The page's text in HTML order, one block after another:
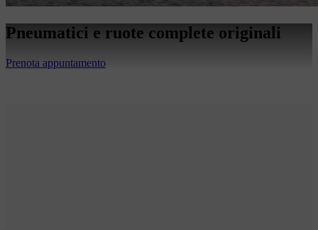
Pneumatici e ruote complete originali
Prenota appuntamento